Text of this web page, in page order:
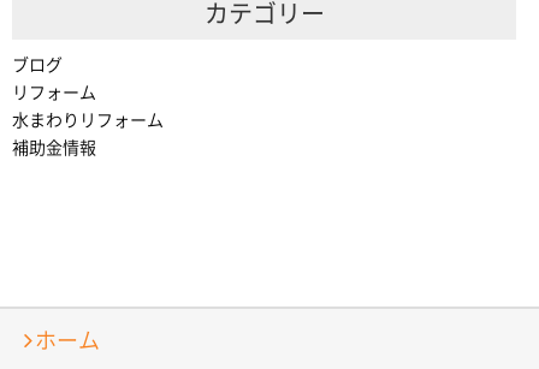
カテゴリー
ブログ
リフォーム
水まわりリフォーム
補助金情報
ホーム